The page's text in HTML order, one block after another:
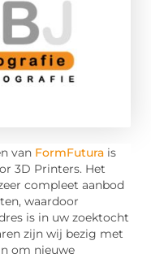
van FormFutura is
3D Printers. Het
compleet aanbod
waardoor
is in uw zoektocht
zijn wij bezig met
om nieuwe